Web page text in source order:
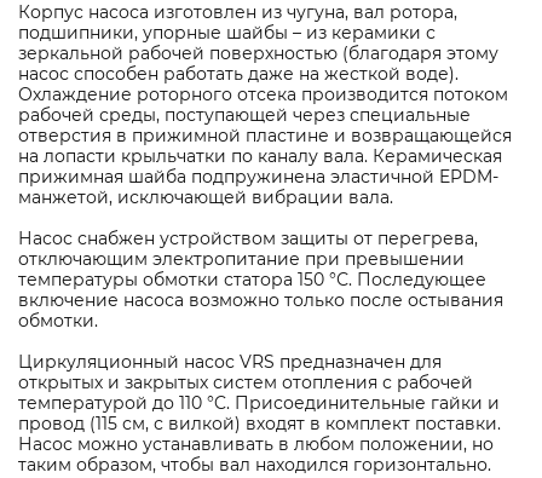
Корпус насоса изготовлен из чугуна, вал ротора,
подшипники, упорные шайбы – из керамики с
зеркальной рабочей поверхностью (благодаря этому
насос способен работать даже на жесткой воде).
Охлаждение роторного отсека производится потоком
рабочей среды, поступающей через специальные
отверстия в прижимной пластине и возвращающейся
на лопасти крыльчатки по каналу вала. Керамическая
прижимная шайба подпружинена эластичной EPDM-
манжетой, исключающей вибрации вала.
Насос снабжен устройством защиты от перегрева,
отключающим электропитание при превышении
температуры обмотки статора 150 °С. Последующее
включение насоса возможно только после остывания
обмотки.
Циркуляционный насос VRS предназначен для
открытых и закрытых систем отопления с рабочей
температурой до 110 °C. Присоединительные гайки и
провод (115 см, с вилкой) входят в комплект поставки.
Насос можно устанавливать в любом положении, но
таким образом, чтобы вал находился горизонтально.